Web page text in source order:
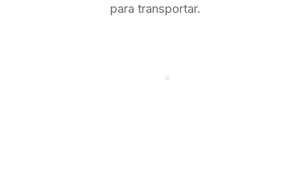
para transportar.